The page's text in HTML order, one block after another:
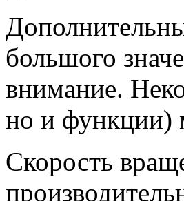
большого
внимание.
но и функции)
Скорость